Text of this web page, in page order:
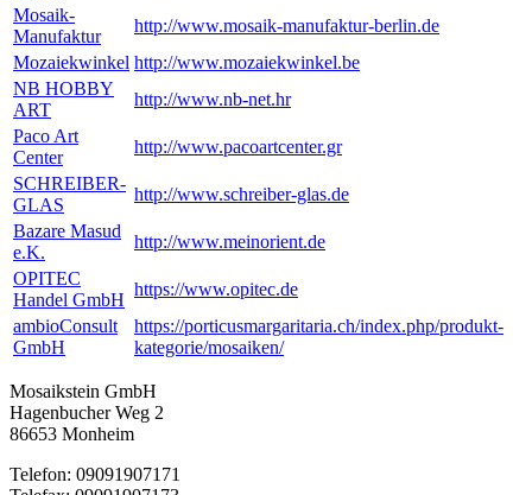
Mosaik-
Manufaktur
http://www.mosaik-manufaktur-berlin.de
Mozaiekwinkel http://www.mozaiekwinkel.be
NB HOBBY
ART
http://www.nb-net.hr
Paco Art
Center
http://www.pacoartcenter.gr
SCHREIBER-
GLAS
http://www.schreiber-glas.de
Bazare Masud
e.K.
http://www.meinorient.de
OPITEC
Handel GmbH
https://www.opitec.de
ambioConsult
GmbH
https://porticusmargaritaria.ch/index.php/produkt-
kategorie/mosaiken/
Mosaikstein GmbH
Hagenbucher Weg 2
86653 Monheim
Telefon: 09091907171